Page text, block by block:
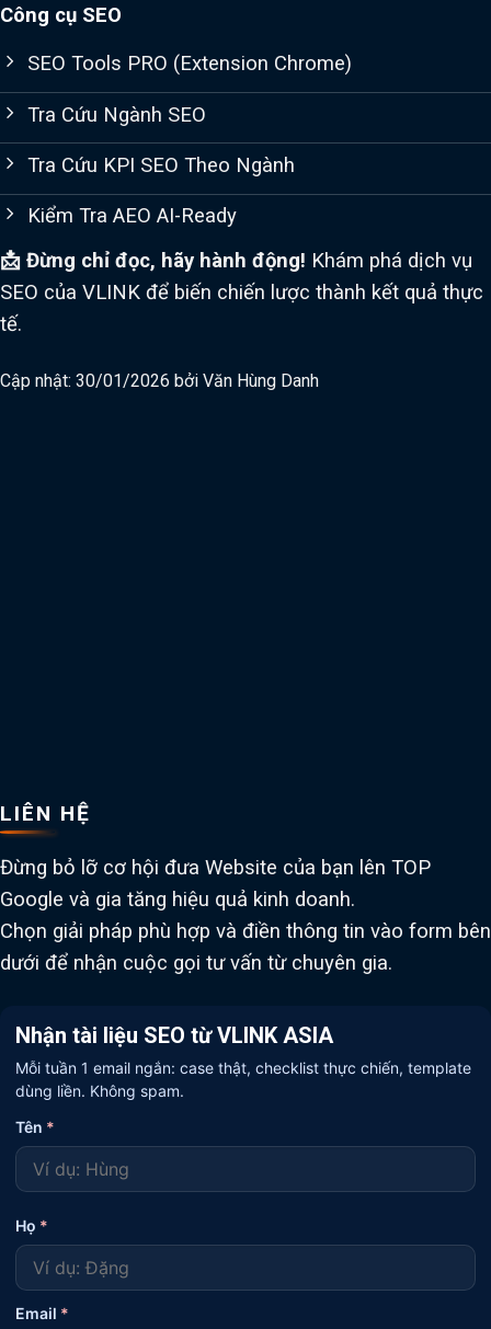
Công cụ SEO
SEO Tools PRO (Extension Chrome)
Tra Cứu Ngành SEO
Tra Cứu KPI SEO Theo Ngành
Kiểm Tra AEO AI-Ready
📩 Đừng chỉ đọc, hãy hành động! Khám phá dịch vụ
SEO của VLINK để biến chiến lược thành kết quả thực
tế.
Cập nhật: 30/01/2026 bởi Văn Hùng Danh
LIÊN HỆ
Đừng bỏ lỡ cơ hội đưa Website của bạn lên TOP
Google và gia tăng hiệu quả kinh doanh.
Chọn giải pháp phù hợp và điền thông tin vào form bên
dưới để nhận cuộc gọi tư vấn từ chuyên gia.
Nhận tài liệu SEO từ VLINK ASIA
Mỗi tuần 1 email ngắn: case thật, checklist thực chiến, template
dùng liền. Không spam.
Tên *
Họ *
Email *